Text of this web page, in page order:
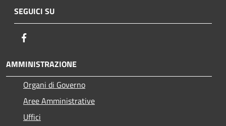
SEGUICI SU
AMMINISTRAZIONE
Organi di Governo
Aree Amministrative
Uffici